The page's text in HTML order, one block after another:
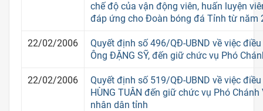
chế độ của vận động viên, huấn luyện
đáp ứng cho Đoàn bóng đá Tỉnh từ năm
22/02/2006
Quyết định số 496/QĐ-UBND về việc
Ông ĐẶNG SỸ, đến giữ chức vụ Phó
22/02/2006
Quyết định số 519/QĐ-UBND về việc
HÙNG TUÂN đến giữ chức vụ Phó
nhân dân tỉnh